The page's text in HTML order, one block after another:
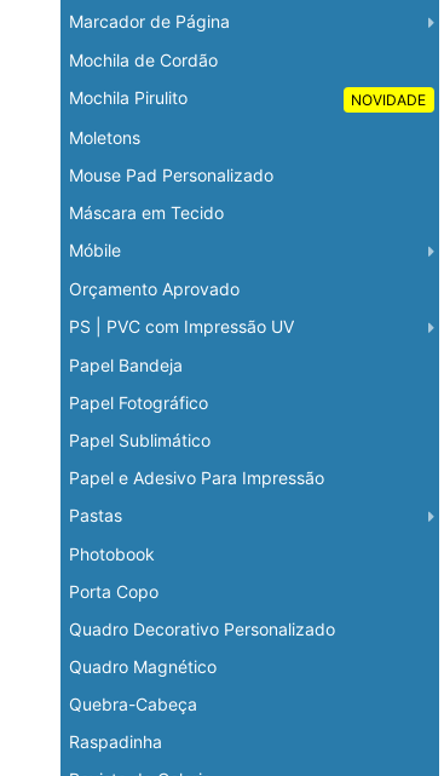
Marcador de Página
Mochila de Cordão
NOVIDADE
Mochila Pirulito
Moletons
Mouse Pad Personalizado
Máscara em Tecido
Móbile
Orçamento Aprovado
PS | PVC com Impressão UV
Papel Bandeja
Papel Fotográfico
Papel Sublimático
Papel e Adesivo Para Impressão
Pastas
Photobook
Porta Copo
Quadro Decorativo Personalizado
Quadro Magnético
Quebra-Cabeça
Raspadinha